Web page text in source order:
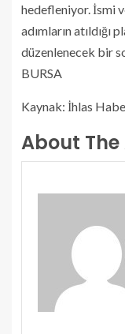
hedefleniyor. İsmi
adımların atıldığı
düzenlenecek bir
BURSA
Kaynak: İhlas
About